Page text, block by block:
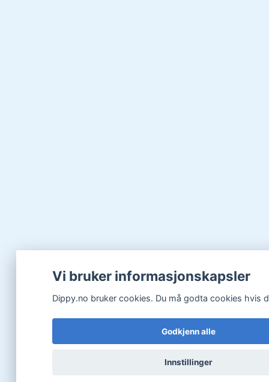
Vi bruker informasjonskapsler
Dippy.no bruker cookies. Du må godta cookies hvis
Godkjenn alle
Innstillinger